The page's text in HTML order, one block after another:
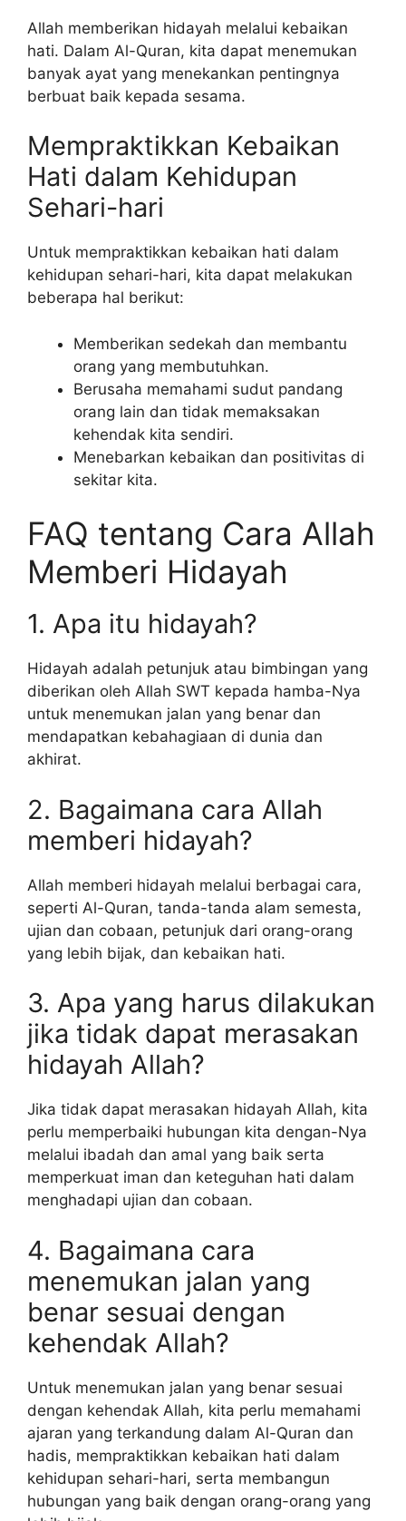
Allah memberikan hidayah melalui kebaikan
hati. Dalam Al-Quran, kita dapat menemukan
banyak ayat yang menekankan pentingnya
berbuat baik kepada sesama.
Mempraktikkan Kebaikan
Hati dalam Kehidupan
Sehari-hari
Untuk mempraktikkan kebaikan hati dalam
kehidupan sehari-hari, kita dapat melakukan
beberapa hal berikut:
Memberikan sedekah dan membantu
orang yang membutuhkan.
Berusaha memahami sudut pandang
orang lain dan tidak memaksakan
kehendak kita sendiri.
Menebarkan kebaikan dan positivitas di
sekitar kita.
FAQ tentang Cara Allah
Memberi Hidayah
1. Apa itu hidayah?
Hidayah adalah petunjuk atau bimbingan yang
diberikan oleh Allah SWT kepada hamba-Nya
untuk menemukan jalan yang benar dan
mendapatkan kebahagiaan di dunia dan
akhirat.
2. Bagaimana cara Allah
memberi hidayah?
Allah memberi hidayah melalui berbagai cara,
seperti Al-Quran, tanda-tanda alam semesta,
ujian dan cobaan, petunjuk dari orang-orang
yang lebih bijak, dan kebaikan hati.
3. Apa yang harus dilakukan
jika tidak dapat merasakan
hidayah Allah?
Jika tidak dapat merasakan hidayah Allah, kita
perlu memperbaiki hubungan kita dengan-Nya
melalui ibadah dan amal yang baik serta
memperkuat iman dan keteguhan hati dalam
menghadapi ujian dan cobaan.
4. Bagaimana cara
menemukan jalan yang
benar sesuai dengan
kehendak Allah?
Untuk menemukan jalan yang benar sesuai
dengan kehendak Allah, kita perlu memahami
ajaran yang terkandung dalam Al-Quran dan
hadis, mempraktikkan kebaikan hati dalam
kehidupan sehari-hari, serta membangun
hubungan yang baik dengan orang-orang yang